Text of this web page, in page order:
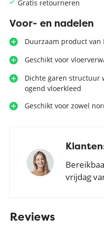
Gratis retourneren
Voor- en nadelen
Duurzaam product
Geschikt voor
Dichte garen structuur
ogend vloerkleed
Geschikt voor zowel
vrijdag
Reviews